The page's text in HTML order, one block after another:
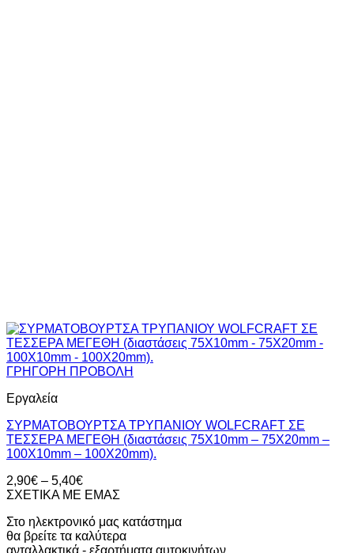
ΓΡΗΓΟΡΗ ΠΡΟΒΟΛΗ
Εργαλεία
ΣΥΡΜΑΤΟΒΟΥΡΤΣΑ ΤΡΥΠΑΝΙΟΥ WOLFCRAFT ΣΕ
ΤΕΣΣΕΡΑ ΜΕΓΕΘΗ (διαστάσεις 75Χ10mm – 75X20mm –
100X10mm – 100X20mm).
2,90€ – 5,40€Price
range:
through
5,40€
ΣΧΕΤΙΚΑ ΜΕ ΕΜΑΣ
Στο ηλεκτρονικό μας κατάστημα
θα βρείτε τα καλύτερα
ανταλλακτικά - εξαρτήματα αυτοκινήτων